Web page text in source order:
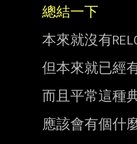
總結一下
本來就沒有
但本來就已經
而且平常這種
應該會有個什